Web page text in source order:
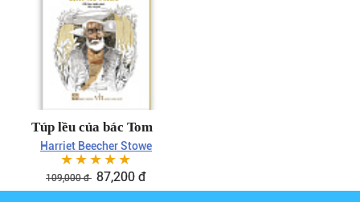
Túp lều của bác Tom
Harriet Beecher Stowe
☆☆☆☆☆
109,000 đ 87,200 đ